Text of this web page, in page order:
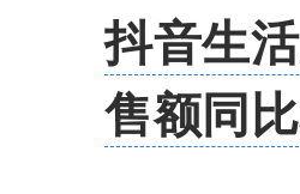
抖音生
售额同